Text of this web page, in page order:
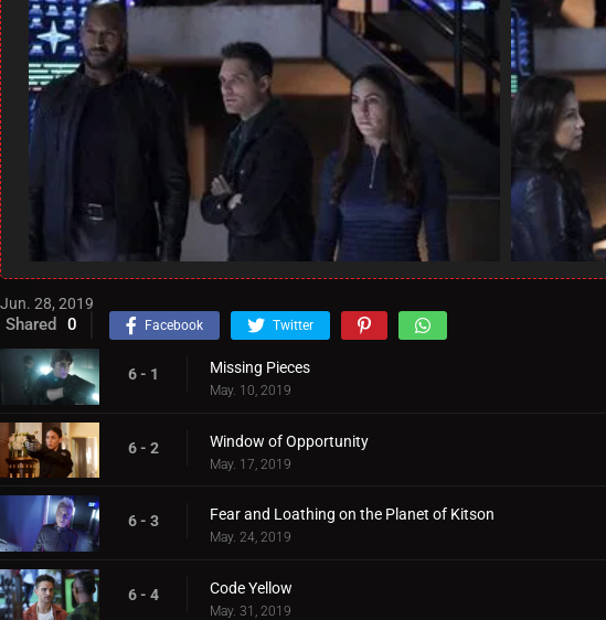
Jun. 28, 2019
Shared 0 Facebook Twitter
6 - 1 Missing Pieces
May. 10, 2019
6 - 2 Window of Opportunity
May. 17, 2019
6 - 3 Fear and Loathing on the Planet of Kitson
May. 24, 2019
6 - 4 Code Yellow
May. 31, 2019